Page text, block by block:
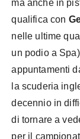
ma anche in
qualifica con
nelle ultime
un podio a
appuntamenti
la scuderia
decennio in
di tornare a
per il